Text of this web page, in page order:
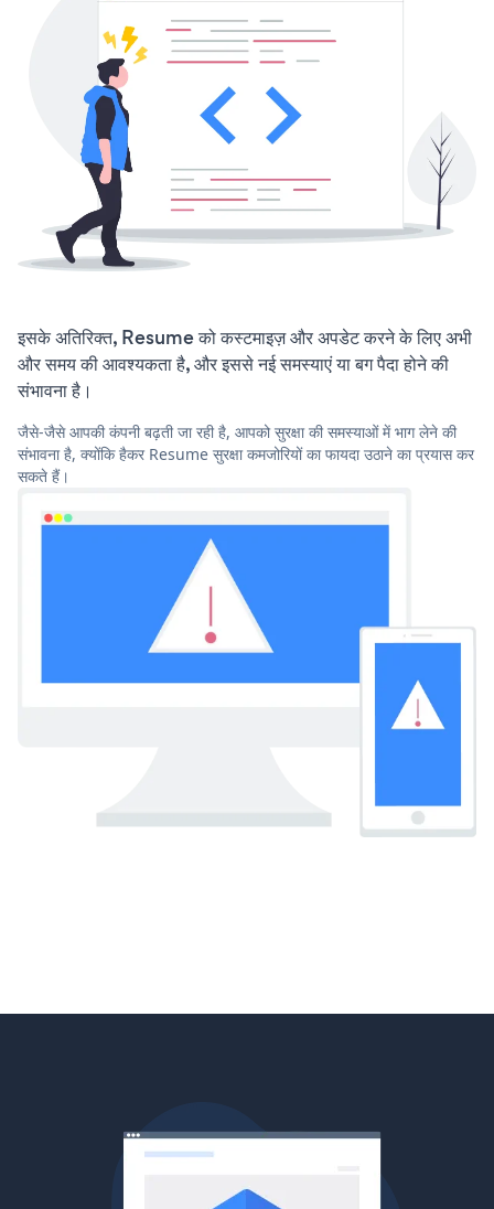
इसके अतिरिक्त, Resume को कस्टमाइज़ और अपडेट करने के लिए अभी
और समय की आवश्यकता है, और इससे नई समस्याएं या बग पैदा होने की
संभावना है।
जैसे-जैसे आपकी कंपनी बढ़ती जा रही है, आपको सुरक्षा की समस्याओं में भाग लेने की
संभावना है, क्योंकि हैकर Resume सुरक्षा कमजोरियों का फायदा उठाने का प्रयास कर
सकते हैं।